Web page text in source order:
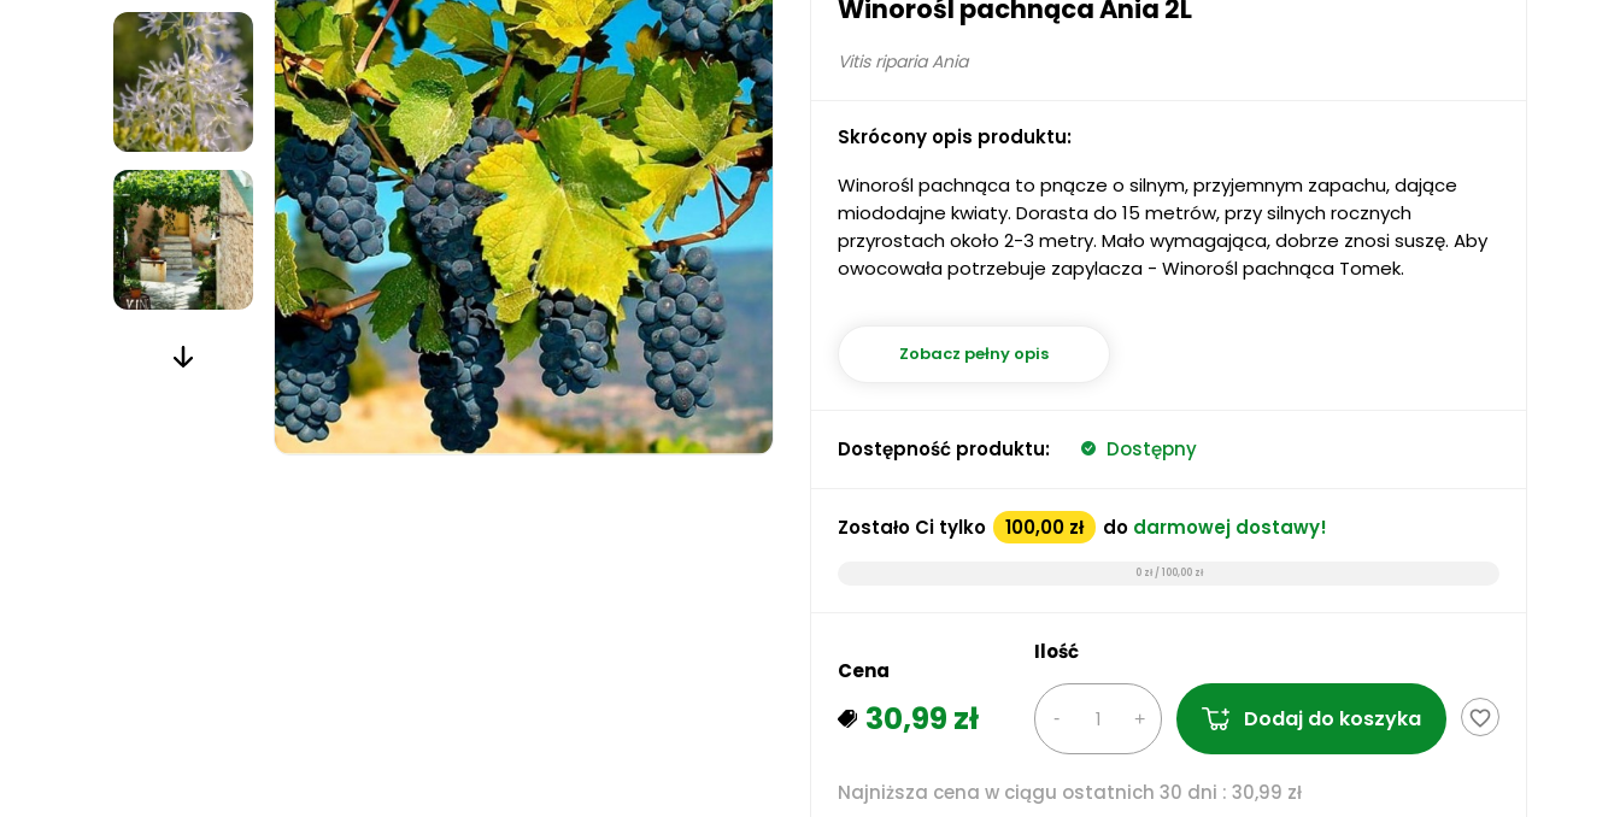
Winorośl pachnąca Ania 2L
Vitis riparia Ania
Skrócony opis produktu:
Winorośl pachnąca to pnącze o silnym, przyjemnym zapachu, dające
miododajne kwiaty. Dorasta do 15 metrów, przy silnych rocznych
przyrostach około 2-3 metry. Mało wymagająca, dobrze znosi suszę. Aby
owocowała potrzebuje zapylacza - Winorośl pachnąca Tomek.
Zobacz pełny opis
Dostępność produktu: Dostępny
Zostało Ci tylko 100,00 zł do darmowej dostawy!
0 zł / 100,00 zł
Cena
30,99 zł
Ilość
Dodaj do koszyka favorite_border
Najniższa cena w ciągu ostatnich 30 dni : 30,99 zł